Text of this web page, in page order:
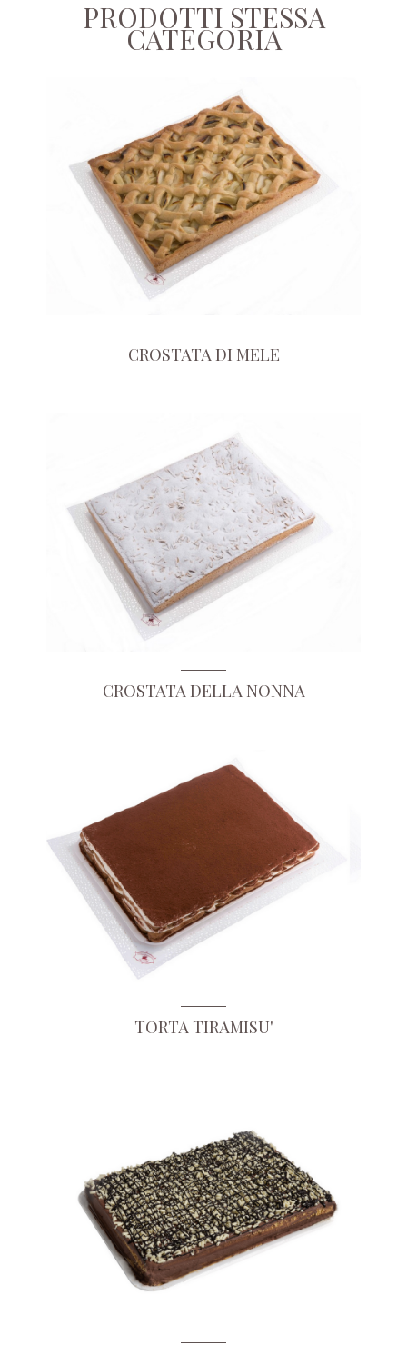
PRODOTTI STESSA
CATEGORIA
CROSTATA DI MELE
CROSTATA DELLA NONNA
TORTA TIRAMISU'